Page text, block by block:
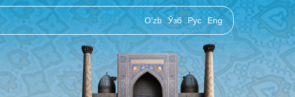
O‘zb Ўзб Рус Eng